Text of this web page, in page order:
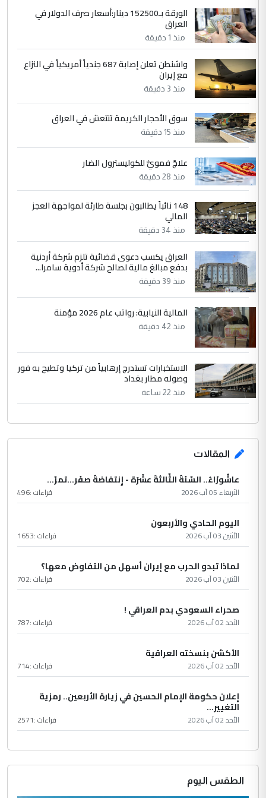
الموضوع :
الجواهري يرد على صدام حسين سل
مضجعيك يابن الزنا (نص كامل)
حيدر عاشور
التعليق : تحياتي لك استاذ حامدتركان. كلام
دقيق ومسؤول؛ فالاستثمار الحقيقي للإنسان
وثروات البلد يعتمد على الكفاءة ...
الموضوع :
بين الإهمال واغتصاب الأرض.. بلاد
الرافدين تعاني الجفاف والتصحر!!
علي
التعليق : هذه الزيارة تنفع لبنان، دون الشعب
العراقي، الذي احترق بحر الصيف، في حين
حكومة الزيدي ...
الموضوع :
نواف سلام في بغداد.. "الفيول" مقابل
تصدير النفط العراقي
الورقة بـ152500 دينار:أسعار صرف الدولار في
العراق
منذ 1 دقيقة
واشنطن تعلن إصابة 687 جندياً أمريكياً في النزاع
مع إيران
منذ 3 دقيقة
سوق الأحجار الكريمة تنتعش في العراق
منذ 15 دقيقة
علاجٌ فمويٌّ للكوليسترول الضار
منذ 28 دقيقة
148 نائباً يطالبون بجلسة طارئة لمواجهة العجز
المالي
منذ 34 دقيقة
العراق يكسب دعوى قضائية تلزم شركة أردنية
بدفع مبالغ مالية لصالح شركة أدوية سامرا...
منذ 39 دقيقة
المالية النيابية: رواتب عام 2026 مؤمنة
منذ 42 دقيقة
الاستخبارات تستدرج إرهابياً من تركيا وتطيح به فور
وصوله مطار بغداد
منذ 22 ساعة
المقالات
عاشُورْاءُ.. السّنَةُ الثّالثةَ عشَرَة - إِنتفاضةُ صفَر…تمرّ...
الأربعاء 05 آب 2026 قراءات :496
اليوم الحادي والأربعون
الأثنين 03 آب 2026 قراءات :1653
لماذا تبدو الحرب مع إيران أسهل من التفاوض معها؟
الأثنين 03 آب 2026 قراءات :702
صحراء السعودي بدم العراقي !
الأحد 02 آب 2026 قراءات :787
الأكشن بنسخته العراقية
الأحد 02 آب 2026 قراءات :714
إعلان حكومة الإمام الحسين في زيارة الأربعين.. رمزية
التغيير...
الأحد 02 آب 2026 قراءات :2571
الطقس اليوم